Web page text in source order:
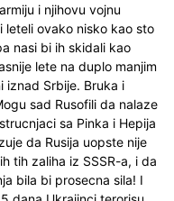
i njihovu vojnu
leteli ovako nisko kao sto
nasi bi ih skidali kao
lete na duplo manjim
iznad Srbije. Bruka i
sad Rusofili da nalaze
sa Pinka i Hepija
da Rusija uopste nije
tih zaliha iz SSSR-a, i da
bila bi prosecna sila! I